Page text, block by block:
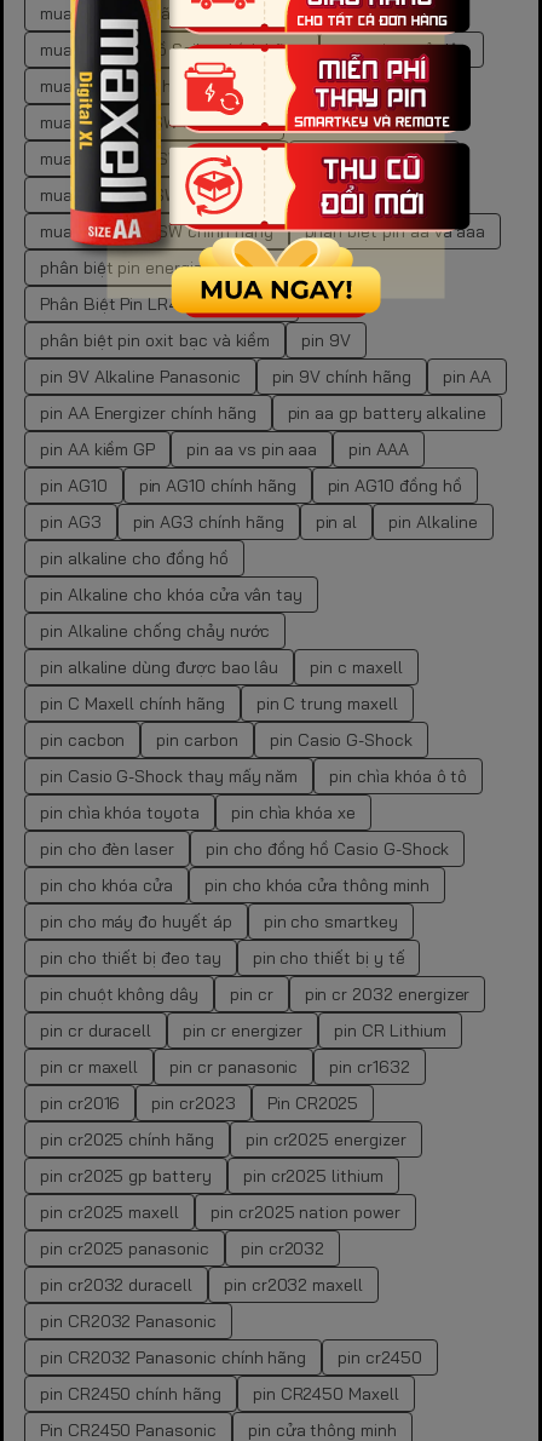
mua pin chính hãng
mua pin cr2450 chính hãng
mua pin đồng hồ Seiko chính hãng
mua pin gp ở đâu
mua pin LR chính hãng
mua pin SR621SW
mua pin SR621SW chính hãng
mua pin SR626SW chính hãng
mua pin SR916SW
mua pin SR916SW chính hãng
mua pin SR920SW
mua pin SR920SW chính hãng
phân biệt pin aa và aaa
phân biệt pin energizer thật giả
Phân Biệt Pin LR44 Chính Hãng
phân biệt pin oxit bạc và kiềm
pin 9V
pin 9V Alkaline Panasonic
pin 9V chính hãng
pin AA
pin AA Energizer chính hãng
pin aa gp battery alkaline
pin AA kiềm GP
pin aa vs pin aaa
pin AAA
pin AG10
pin AG10 chính hãng
pin AG10 đồng hồ
pin AG3
pin AG3 chính hãng pin al
pin Alkaline
pin alkaline cho đồng hồ
pin Alkaline cho khóa cửa vân tay
pin Alkaline chống chảy nước
pin alkaline dùng được bao lâu
pin c maxell
pin C Maxell chính hãng
pin C trung maxell
pin cacbon
pin carbon
pin Casio G-Shock
pin Casio G-Shock thay mấy năm
pin chìa khóa ô tô
pin chìa khóa toyota
pin chìa khóa xe
pin cho đèn laser
pin cho đồng hồ Casio G-Shock
pin cho khóa cửa
pin cho khóa cửa thông minh
pin cho máy đo huyết áp
pin cho smartkey
pin cho thiết bị đeo tay
pin cho thiết bị y tế
pin chuột không dây
pin cr
pin cr 2032 energizer
pin cr duracell
pin cr energizer
pin CR Lithium
pin cr maxell
pin cr panasonic
pin cr1632
pin cr2016
pin cr2023
Pin CR2025
pin cr2025 chính hãng
pin cr2025 energizer
pin cr2025 gp battery
pin cr2025 lithium
pin cr2025 maxell
pin cr2025 nation power
pin cr2025 panasonic
pin cr2032
pin cr2032 duracell
pin cr2032 maxell
pin CR2032 Panasonic
pin CR2032 Panasonic chính hãng
pin cr2450
pin CR2450 chính hãng
pin CR2450 Maxell
Pin CR2450 Panasonic
pin cửa thông minh